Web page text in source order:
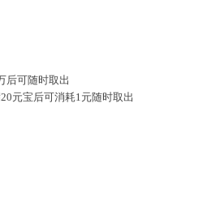
后可随时取出
元宝后可消耗1元随时取出